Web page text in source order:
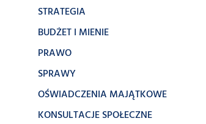
STRATEGIA
BUDŻET I MIENIE
PRAWO
SPRAWY
OŚWIADCZENIA MAJĄTKOWE
KONSULTACJE SPOŁECZNE